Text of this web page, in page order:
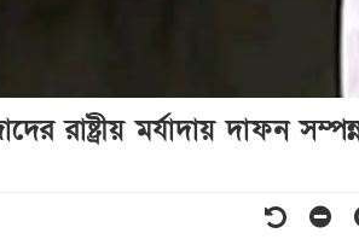
রাষ্ট্রীয় মর্যাদায় দাফন